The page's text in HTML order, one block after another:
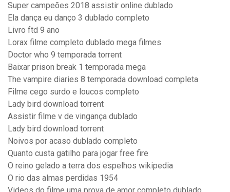
Super campeões 2018 assistir online dublado
Ela dança eu danço 3 dublado completo
Livro ftd 9 ano
Lorax filme completo dublado mega filmes
Doctor who 9 temporada torrent
Baixar prison break 1 temporada mega
The vampire diaries 8 temporada download completa
Filme cego surdo e loucos completo
Lady bird download torrent
Assistir filme v de vingança dublado
Lady bird download torrent
Noivos por acaso dublado completo
Quanto custa gatilho para jogar free fire
O reino gelado a terra dos espelhos wikipedia
O rio das almas perdidas 1954